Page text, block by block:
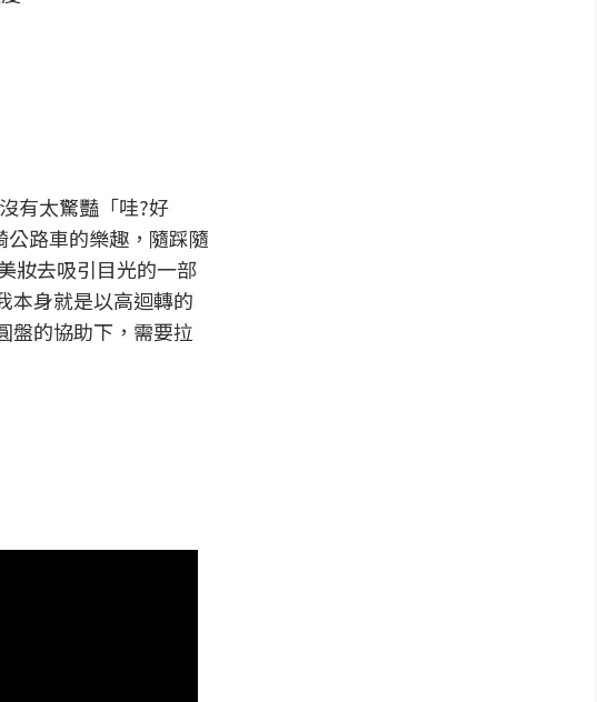
有太驚豔「哇?好
路車的樂趣，隨踩隨
妝去吸引目光的一部
本身就是以高迴轉的
盤的協助下，需要拉